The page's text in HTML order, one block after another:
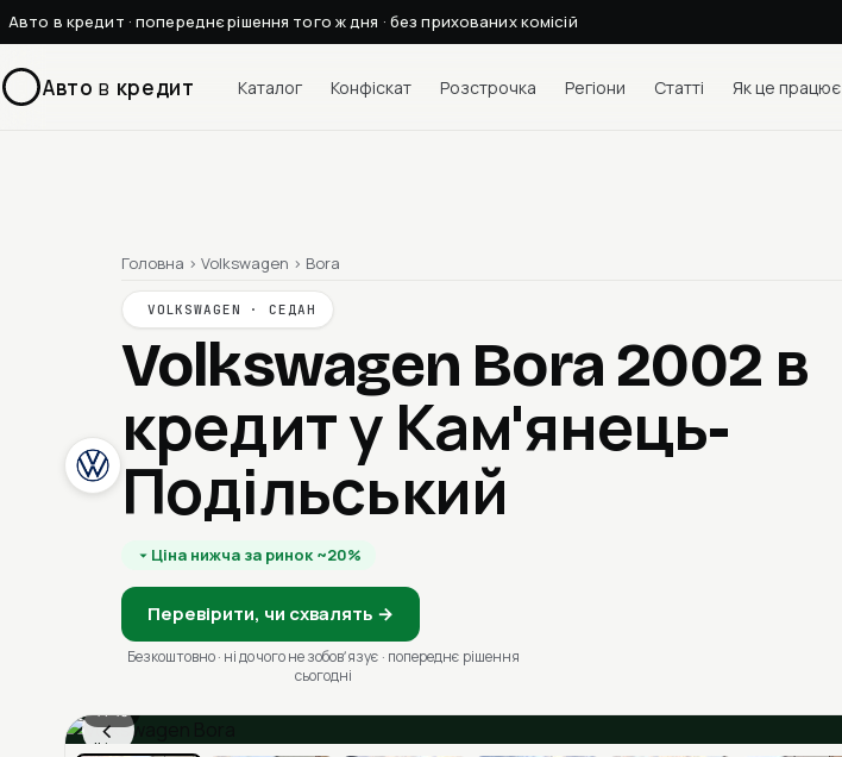
Авто в кредит · попереднє рішення того ж дня · без прихованих комісій
Авто в кредит Каталог Конфіскат Розстрочка Регіони Статті Як це працює
Головна › Volkswagen › Bora
VOLKSWAGEN · СЕДАН
Volkswagen Bora 2002 в
кредит у Кам'янець-
Подільський
Ціна нижча за ринок ~20%
Перевірити, чи схвалять →
Безкоштовно · ні до чого не зобовʼязує · попереднє рішення
сьогодні
‹
1 / 13
Ціна в місяць